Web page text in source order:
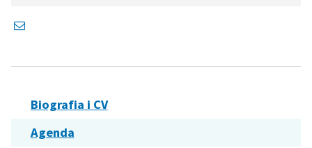
Biografia i CV
Agenda